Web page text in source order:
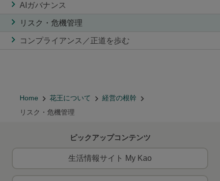
AIガバナンス
リスク・危機管理
コンプライアンス／正道を歩む
Home 花王について
経営の根幹
リスク・危機管理
ピックアップコンテンツ
生活情報サイト My Kao